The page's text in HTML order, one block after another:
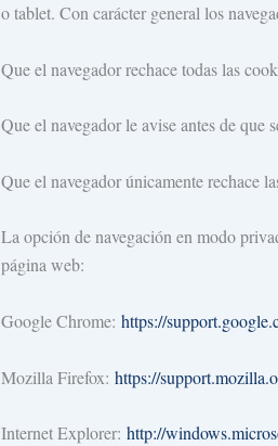
o tablet. Con carácter general los
Que el navegador rechace todas las
Que el navegador le avise antes de que
Que el navegador únicamente rechace
La opción de navegación en modo
página web:
Google Chrome: https://
Mozilla Firefox: https://
Internet Explorer: http://